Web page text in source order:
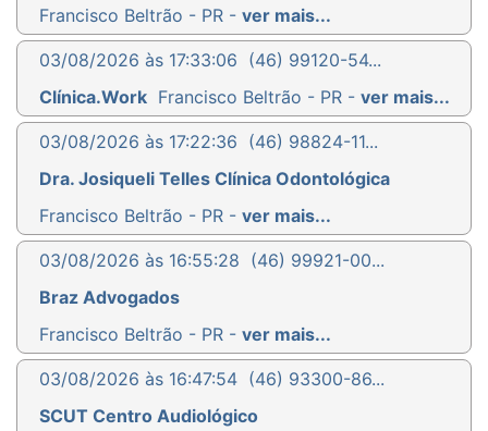
Francisco Beltrão - PR - ver mais...
03/08/2026 às 17:33:06 (46) 99120-54...
Clínica.Work Francisco Beltrão - PR - ver mais...
03/08/2026 às 17:22:36 (46) 98824-11...
Dra. Josiqueli Telles Clínica Odontológica
Francisco Beltrão - PR - ver mais...
03/08/2026 às 16:55:28 (46) 99921-00...
Braz Advogados
Francisco Beltrão - PR - ver mais...
03/08/2026 às 16:47:54 (46) 93300-86...
SCUT Centro Audiológico